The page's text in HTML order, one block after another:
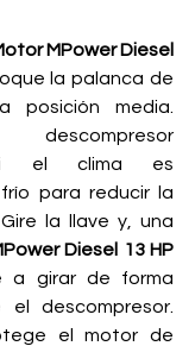
MPower Diesel
la palanca de
posición media.
si el clima es
para reducir la
la llave y, una
Diesel 13 HP
a girar de forma
descompresor.
el motor de